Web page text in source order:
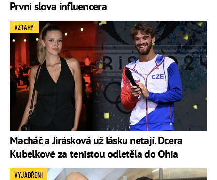
První slova influencera
Macháč a Jirásková už lásku netají. Dcera
Kubelkové za tenistou odletěla do Ohia
VZTAHY
VYJÁDŘENÍ